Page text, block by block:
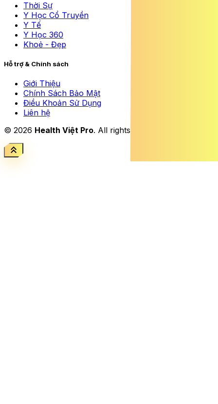
Thời Sự
Y Học Cổ Truyền
Y Tế
Y Học 360
Khoẻ - Đẹp
Hỗ trợ & Chính sách
Giới Thiệu
Chính Sách Bảo Mật
Điều Khoản Sử Dụng
Liên hệ
© 2026 Health Việt Pro. All rights reserved.
keyboard_double_arrow_up